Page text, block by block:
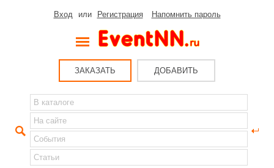
Вход или Регистрация Напомнить пароль
ЗАКАЗАТЬ ДОБАВИТЬ